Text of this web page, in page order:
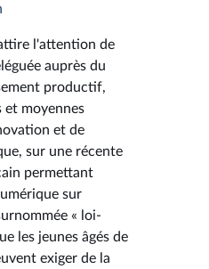
l'attention de
auprès du
productif,
et moyennes
et de
sur une récente
permettant
sur
« loi-
les jeunes âgés de
exiger de la